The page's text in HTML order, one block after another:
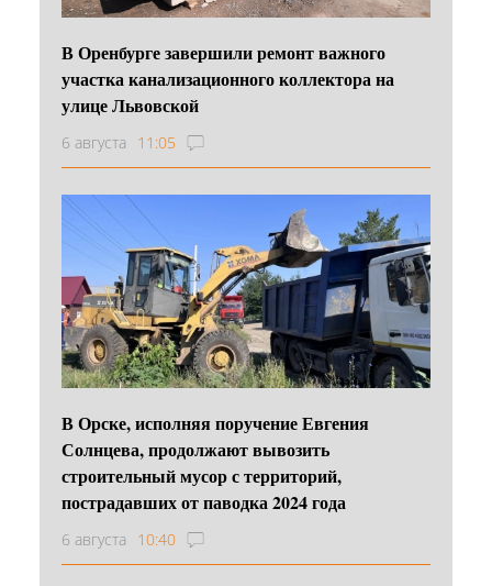
В Оренбурге завершили ремонт важного
участка канализационного коллектора на
улице Львовской
6 августа 11:05
В Орске, исполняя поручение Евгения
Солнцева, продолжают вывозить
строительный мусор с территорий,
пострадавших от паводка 2024 года
6 августа 10:40